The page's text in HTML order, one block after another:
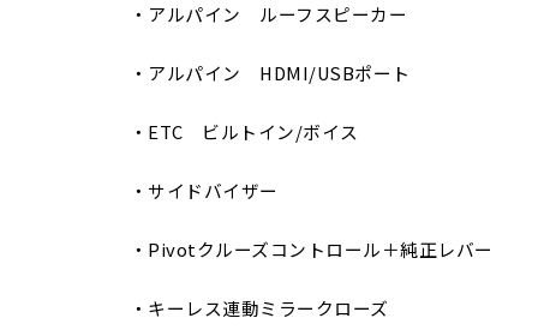
・アルパイン ルーフスピーカー
・アルパイン HDMI/USBポート
・ETC ビルトイン/ボイス
・サイドバイザー
・Pivotクルーズコントロール＋純正レバー
・キーレス連動ミラークローズ